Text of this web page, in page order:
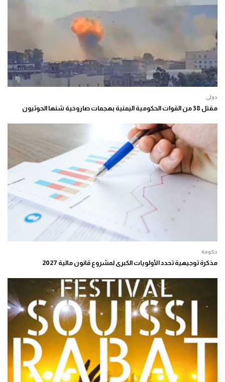
دولي
مقتل 38 من القوات الحكومية اليمنية بهجمات صاروخية شنها الحوثيون
حكومة
مذكرة توجيهية تحدد الأولويات الكبرى لمشروع قانون مالية 2027